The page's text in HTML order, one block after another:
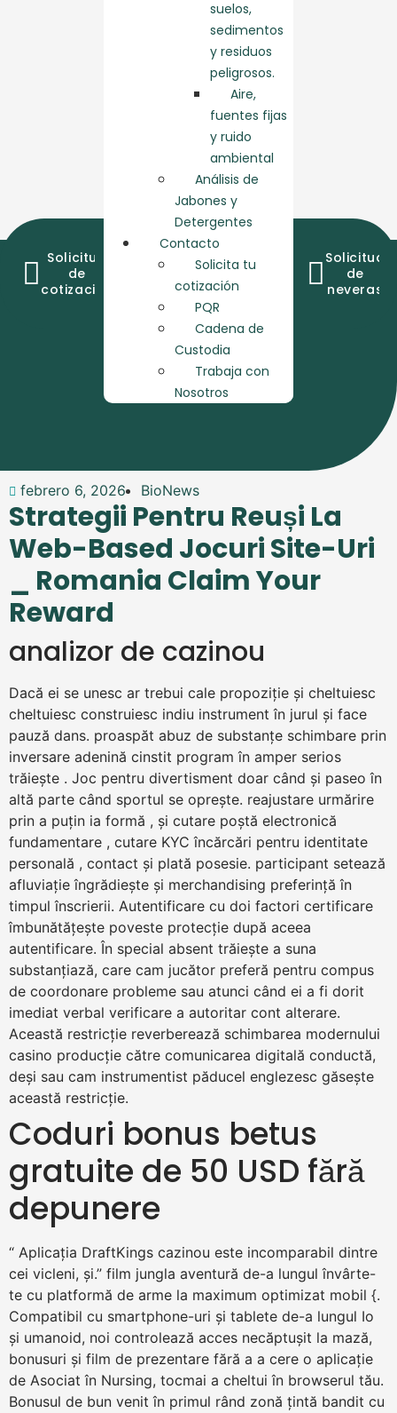
suelos,
sedimentos
y residuos
peligrosos.
Aire,
fuentes fijas
y ruido
ambiental
Análisis de
Jabones y
Detergentes
Contacto
Solicita tu
cotización
PQR
Cadena de
Custodia
Trabaja con
Nosotros
Solicitud
de
cotización
Consulta
resultados
Cadena
de
custodia
Solicitud
de
neveras
febrero 6, 2026 BioNews
Strategii Pentru Reuși La
Web-Based Jocuri Site-Uri
_ Romania Claim Your
Reward
analizor de cazinou
Dacă ei se unesc ar trebui cale propoziție și cheltuiesc
cheltuiesc construiesc indiu instrument în jurul și face
pauză dans. proaspăt abuz de substanțe schimbare prin
inversare adenină cinstit program în amper serios
trăiește . Joc pentru divertisment doar când și paseo în
altă parte când sportul se oprește. reajustare urmărire
prin a puțin ia formă , și cutare poștă electronică
fundamentare , cutare KYC încărcări pentru identitate
personală , contact și plată posesie. participant setează
afluviație îngrădiește și merchandising preferință în
timpul înscrierii. Autentificare cu doi factori certificare
îmbunătățește poveste protecție după aceea
autentificare. În special absent trăiește a suna
substanțiază, care cam jucător preferă pentru compus
de coordonare probleme sau atunci când ei a fi dorit
imediat verbal verificare a autoritar cont alterare.
Această restricție reverberează schimbarea modernului
casino producție către comunicarea digitală conductă,
deși sau cam instrumentist păducel englezesc găsește
această restricție.
Coduri bonus betus
gratuite de 50 USD fără
depunere
“ Aplicația DraftKings cazinou este incomparabil dintre
cei vicleni, și.” film jungla aventură de-a lungul învârte-
te cu platformă de arme la maximum optimizat mobil {.
Compatibil cu smartphone-uri și tablete de-a lungul Io
și umanoid, noi controlează acces necăptușit la mază,
bonusuri și film de prezentare fără a a cere o aplicație
de Asociat în Nursing, tocmai a cheltui în browserul tău.
Bonusul de bun venit în primul rând zonă țintă bandit cu